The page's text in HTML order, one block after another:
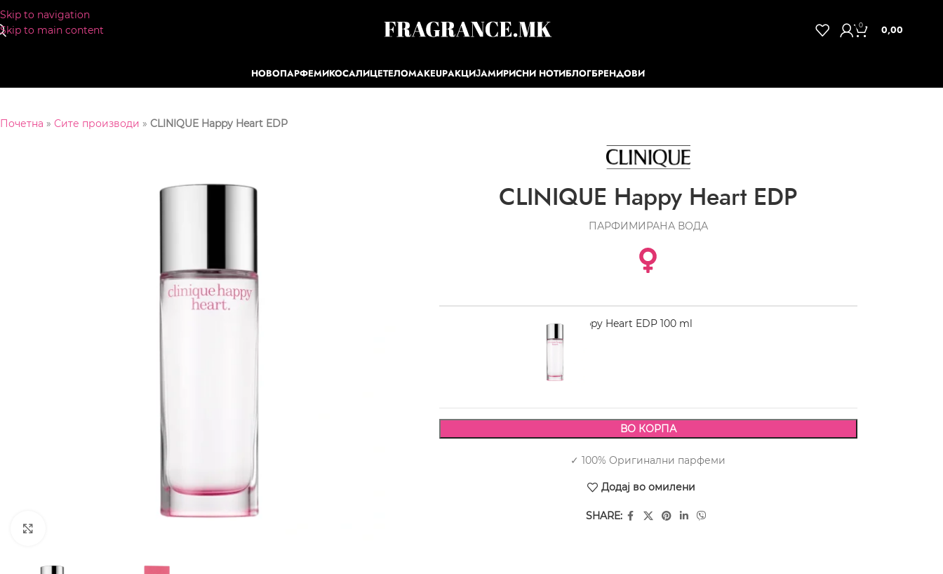
Skip to navigation
Skip to main content
0 0,00
НОВОПАРФЕМИКОСАЛИЦЕТЕЛОMAKEUPАКЦИЈАМИРИСНИ НОТИБЛОГБРЕНДОВИ
Почетна » Сите производи » CLINIQUE Happy Heart EDP
CLINIQUE Happy Heart EDP
ПАРФИМИРАНА ВОДА
CLINIQUE Happy Heart EDP 100 ml
ВО КОРПА
✓ 100% Оригинални парфеми
Додај во омилени
SHARE: